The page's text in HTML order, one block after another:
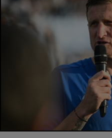
Tenis
Handbal
Natație
Formula 1
Gimnastică
Auto
Rugby